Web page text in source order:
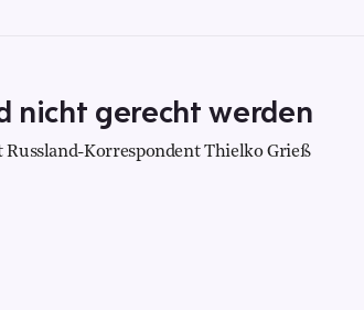
nicht gerecht werden
Russland-Korrespondent Thielko Grieß